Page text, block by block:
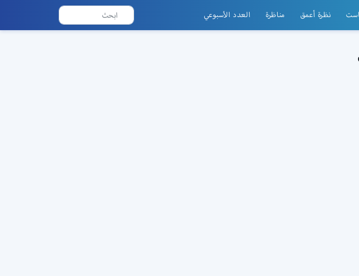
نظرة أعمق مناظرة العدد الأسبوعي